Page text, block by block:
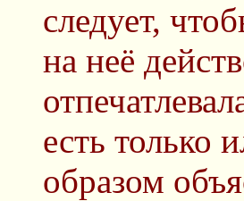
следует,
на неё
есть только
образом